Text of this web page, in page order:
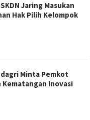
Jaring Masukan
Hak Pilih Kelompok
Minta Pemkot
Inovasi